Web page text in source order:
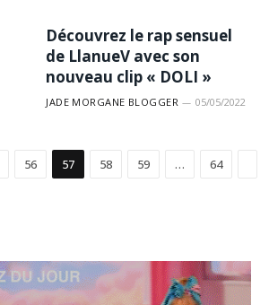
Découvrez le rap sensuel
de LlanueV avec son
nouveau clip « DOLI »
JADE MORGANE BLOGGER 05/05/2022
56 57 58 59 … 64